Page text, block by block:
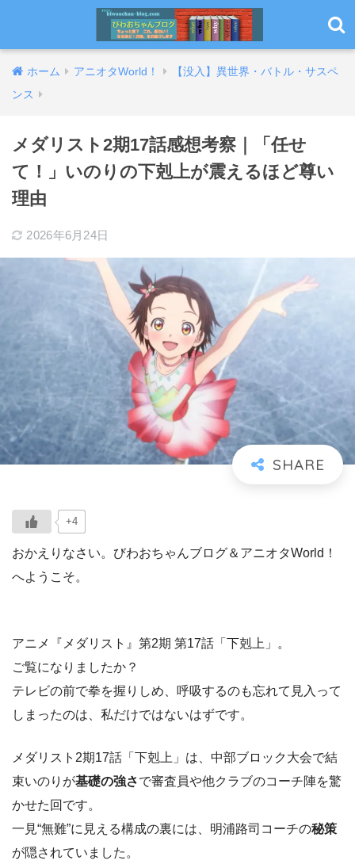
ホーム アニオタWorld！
【没入】異世界・バトル・サスペ
ンス
メダリスト2期17話感想考察｜「任せ
て！」いのりの下剋上が震えるほど尊い
理由
2026年6月24日
+4
おかえりなさい。びわおちゃんブログ＆アニオタWorld！
へようこそ。
アニメ『メダリスト』第2期 第17話「下剋上」。
ご覧になりましたか？
テレビの前で拳を握りしめ、呼吸するのも忘れて見入って
しまったのは、私だけではないはずです。
メダリスト2期17話「下剋上」は、中部ブロック大会で結
束いのりが基礎の強さで審査員や他クラブのコーチ陣を驚
かせた回です。
一見“無難”に見える構成の裏には、明浦路司コーチの秘策
が隠されていました。